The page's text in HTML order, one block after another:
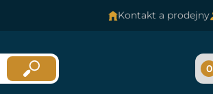
Kontakt a prodejny
0